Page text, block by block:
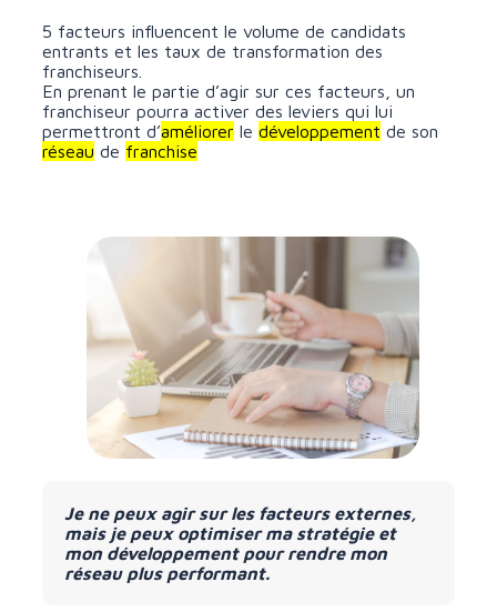
5 facteurs influencent le volume de candidats
entrants et les taux de transformation des
franchiseurs.
En prenant le partie d’agir sur ces facteurs, un
franchiseur pourra activer des leviers qui lui
permettront d’améliorer ledéveloppement de son
réseau de franchise
Je ne peux agir sur les facteurs externes,
mais je peux optimiser ma stratégie et
mon développement pour rendre mon
réseau plus performant.